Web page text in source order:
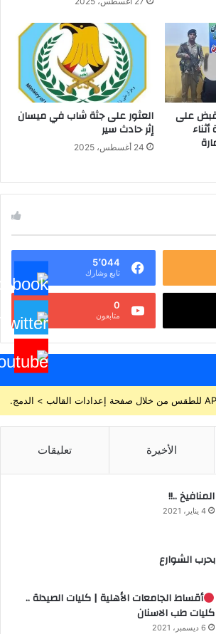
على العثور على جثة شاب في ميسان
إثر حادث سير
24 أغسطس، 2025
5٬044
تابع وشارك
0
متابعون
الأخيرة تعليقات
المنافيخ ..!!
4 يناير، 2021
الشوارع
أقساط الجامعات الأهلية | كليات الصيدلة ..
كليات طب الاسنان
6 ديسمبر، 2021